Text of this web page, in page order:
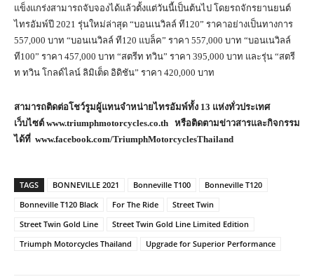
แข็งแกร่งสามารถจับจองได้แล้วตั้งแต่วันนี้เป็นต้นไป โดยรถจักรยานยนต์
ไทรอัมพ์ปี 2021 รุ่นใหม่ล่าสุด “บอนเนวิลล์ ที120” ราคาอย่างเป็นทางการ
557,000 บาท “บอนเนวิลล์ ที120 แบล็ค” ราคา 557,000 บาท “บอนเนวิลล์
ที100” ราคา 457,000 บาท “สตรีท ทวิน” ราคา 395,000 บาท และรุ่น “สตรี
ท ทวิน โกลด์ไลน์ ลิมิเต็ด อิดิชัน” ราคา 420,000 บาท
สามารถติดต่อโชว์รูมผู้แทนจำหน่ายไทรอัมพ์ทั้ง 13 แห่งทั่วประเทศ
เว็บไซต์ www.triumphmotorcycles.co.th หรือติดตามข่าวสารและกิจกรรม
ได้ที่ www.facebook.com/TriumphMotorcyclesThailand
TAGS BONNEVILLE 2021 Bonneville T100
Bonneville T120
Bonneville T120 Black
For The Ride
Street Twin
Street Twin Gold Line
Street Twin Gold Line Limited Edition
Triumph Motorcycles Thailand
Upgrade for Superior Performance